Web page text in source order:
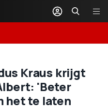
Kraus krijgt
'Beter
het te laten